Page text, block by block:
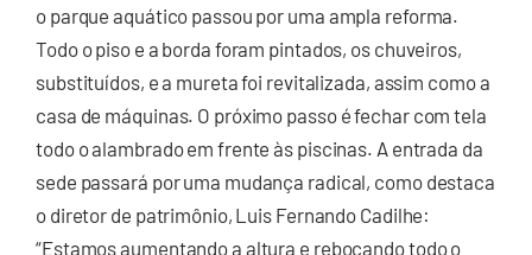
o parque aquático passou por uma ampla reforma.
Todo o piso e a borda foram pintados, os chuveiros,
substituídos, e a mureta foi revitalizada, assim como a
casa de máquinas. O próximo passo é fechar com tela
todo o alambrado em frente às piscinas. A entrada da
sede passará por uma mudança radical, como destaca
o diretor de patrimônio, Luis Fernando Cadilhe:
“Estamos aumentando a altura e rebocando todo o